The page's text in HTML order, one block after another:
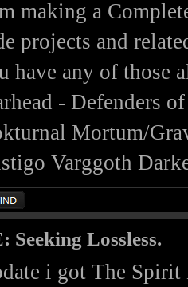
making a
projects and
have any of those
- Defenders
Mortum/
Varggoth
Seeking Lossless.
i got The Spirit